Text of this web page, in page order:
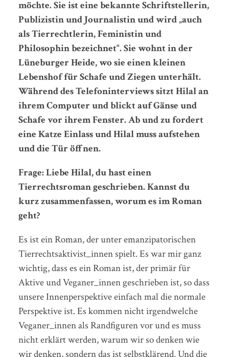
möchte. Sie ist eine bekannte Schriftstellerin,
Publizistin und Journalistin und wird „auch
als Tierrechtlerin, Feministin und
Philosophin bezeichnet“. Sie wohnt in der
Lüneburger Heide, wo sie einen kleinen
Lebenshof für Schafe und Ziegen unterhält.
Während des Telefoninterviews sitzt Hilal an
ihrem Computer und blickt auf Gänse und
Schafe vor ihrem Fenster. Ab und zu fordert
eine Katze Einlass und Hilal muss aufstehen
und die Tür öffnen.
Frage: Liebe Hilal, du hast einen
Tierrechtsroman geschrieben. Kannst du
kurz zusammenfassen, worum es im Roman
geht?
Es ist ein Roman, der unter emanzipatorischen
Tierrechtsaktivist_innen spielt. Es war mir ganz
wichtig, dass es ein Roman ist, der primär für
Aktive und Veganer_innen geschrieben ist, so dass
unsere Innenperspektive einfach mal die normale
Perspektive ist. Es kommen nicht irgendwelche
Veganer_innen als Randfiguren vor und es muss
nicht erklärt werden, warum wir so denken wie
wir denken, sondern das ist selbstklärend. Und die